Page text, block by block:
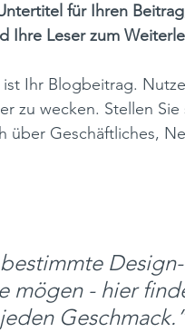
für Ihren
Ihre Leser zum
Ihr Blogbeitrag.
zu wecken. Stellen
über Geschäftliches,
mögen - hier